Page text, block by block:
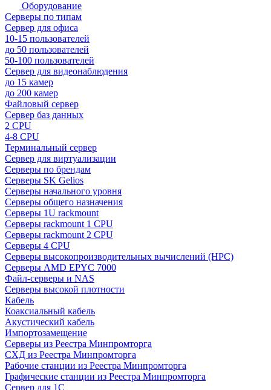
Оборудование
Серверы по типам
Сервер для офиса
10-15 пользователей
до 50 пользователей
50-100 пользователей
Сервер для видеонаблюдения
до 15 камер
до 200 камер
Файловый сервер
Сервер баз данных
2 CPU
4-8 CPU
Терминальный сервер
Сервер для виртуализации
Серверы по брендам
Серверы SK Gelios
Серверы начального уровня
Серверы общего назначения
Серверы 1U rackmount
Серверы rackmount 1 CPU
Серверы rackmount 2 CPU
Серверы 4 CPU
Серверы высокопроизводительных вычислений (HPC)
Серверы AMD EPYC 7000
Файл-серверы и NAS
Серверы высокой плотности
Кабель
Коаксиальный кабель
Акустический кабель
Импортозамещение
Серверы из Реестра Минпромторга
СХД из Реестра Минпромторга
Рабочие станции из Реестра Минпромторга
Графические станции из Реестра Минпромторга
Сервер для 1С